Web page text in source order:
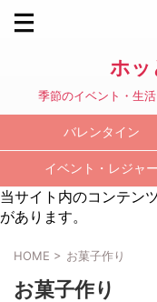
ホッ
季節のイベント・生
バレンタイン
イベント・レジャー
当サイト内のコンテン
があります。
HOME > お菓子作り
お菓子作り